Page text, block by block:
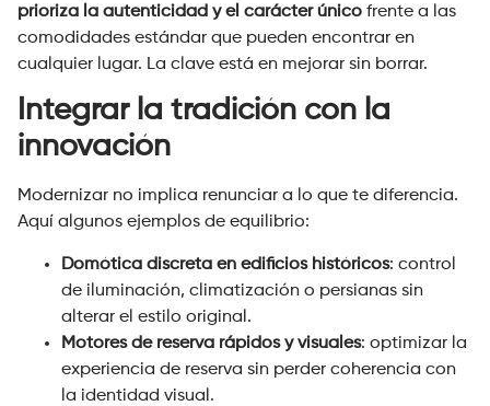
prioriza la autenticidad y el carácter único frente a las
comodidades estándar que pueden encontrar en
cualquier lugar. La clave está en mejorar sin borrar.
Integrar la tradición con la
innovación
Modernizar no implica renunciar a lo que te diferencia.
Aquí algunos ejemplos de equilibrio:
Domótica discreta en edificios históricos: control
de iluminación, climatización o persianas sin
alterar el estilo original.
Motores de reserva rápidos y visuales: optimizar la
experiencia de reserva sin perder coherencia con
la identidad visual.